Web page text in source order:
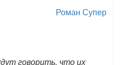
Роман Супер
говорить, что их